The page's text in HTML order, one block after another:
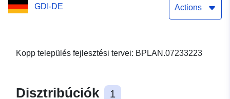
GDI-DE Actions
Kopp település fejlesztési tervei: BPLAN.07233223
Disztribúciók 1